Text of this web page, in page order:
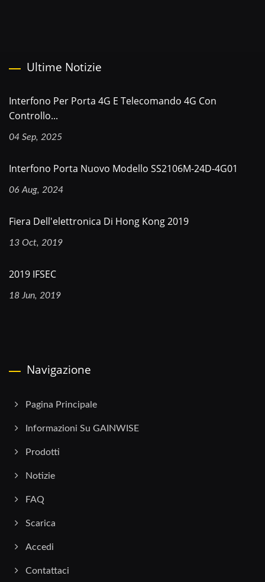
Ultime Notizie
Interfono Per Porta 4G E Telecomando 4G Con
Controllo...
04 Sep, 2025
Interfono Porta Nuovo Modello SS2106M-24D-4G01
06 Aug, 2024
Fiera Dell'elettronica Di Hong Kong 2019
13 Oct, 2019
2019 IFSEC
18 Jun, 2019
Navigazione
Pagina Principale
Informazioni Su GAINWISE
Prodotti
Notizie
FAQ
Scarica
Accedi
Contattaci